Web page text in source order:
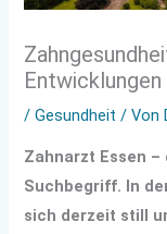
/Gesundheit / Von
Zahnarzt Essen
Suchbegriff. In
sich derzeit still